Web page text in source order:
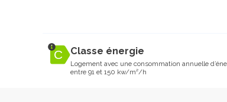
Classe énergie
Logement avec une consommation annuelle
entre 91 et 150 kw/m²/h